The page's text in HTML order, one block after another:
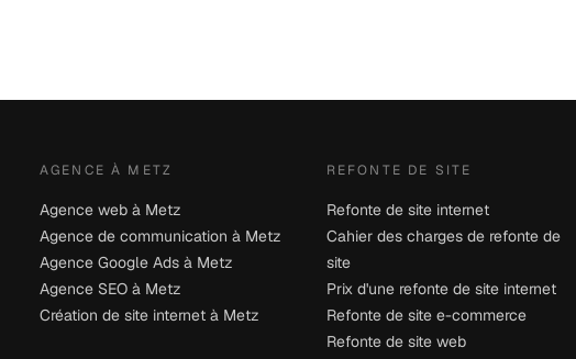
AGENCE À METZ
Agence web à Metz
Agence de communication à Metz
Agence Google Ads à Metz
Agence SEO à Metz
Création de site internet à Metz
REFONTE DE SITE
Refonte de site internet
Cahier des charges de refonte de
site
Prix d'une refonte de site internet
Refonte de site e-commerce
Refonte de site web